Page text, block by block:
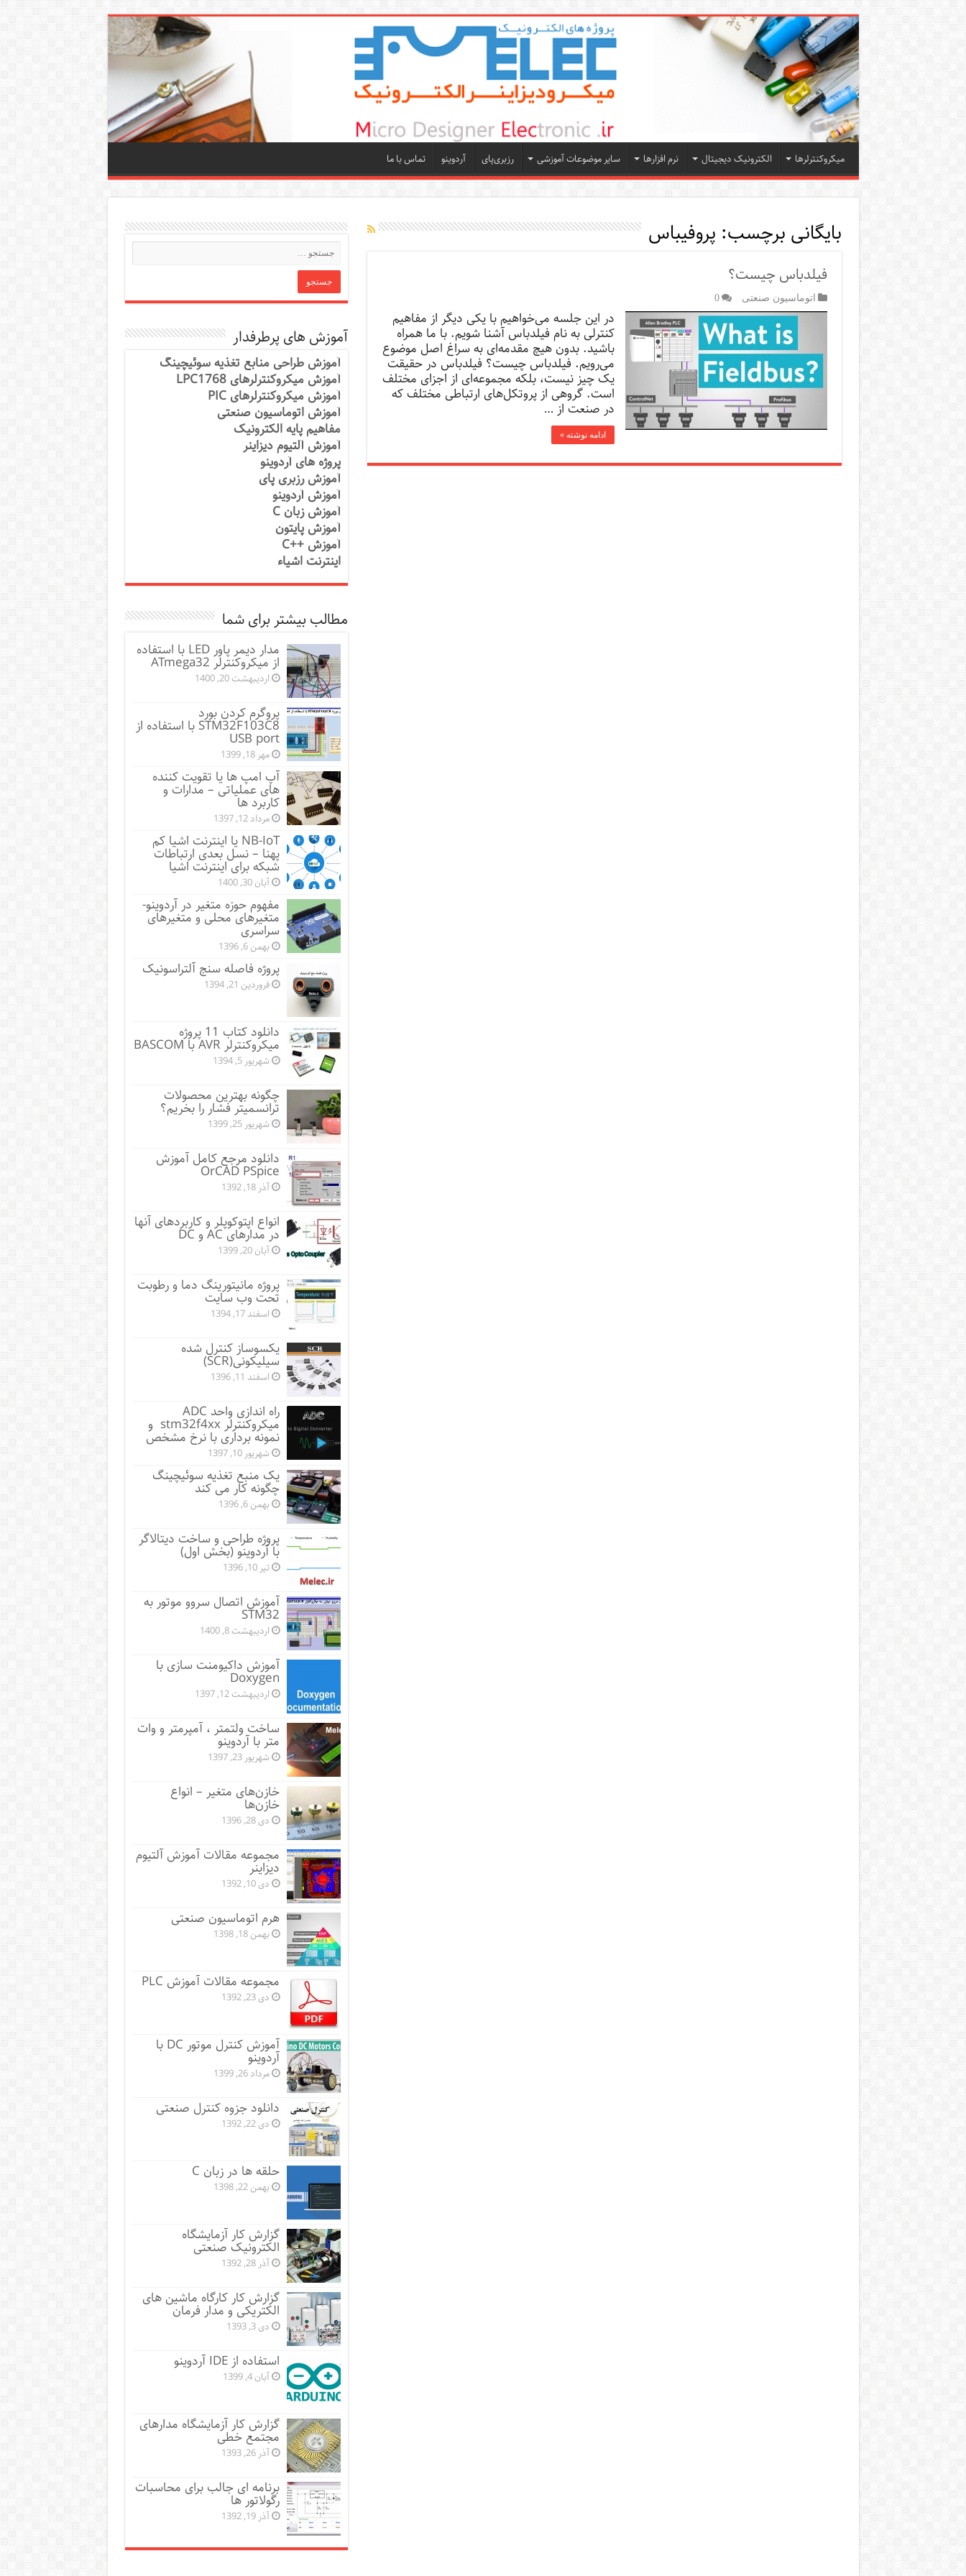
میکروکنترلرها الکترونیک دیجیتال نرم افزارها سایر موضوعات آموزشی رزبری‌پای آردوینو تماس با ما
بایگانی برچسب: پروفیباس
فیلدباس چیست؟
اتوماسیون صنعتی 0
در این جلسه می‌خواهیم با یکی دیگر از مفاهیم
کنترلی به نام فیلدباس آشنا شویم. با ما همراه
باشید. بدون هیچ مقدمه‌ای به سراغ اصل موضوع
می‌رویم. فیلدباس چیست؟ فیلدباس در حقیقت
یک چیز نیست، بلکه مجموعه‌ای از اجزای مختلف
است. گروهی از پروتکل‌های ارتباطی مختلف که
در صنعت از …
ادامه نوشته »
آموزش های پرطرفدار
آموزش طراحی منابع تغذیه سوئیچینگ
آموزش میکروکنترلرهای LPC1768
آموزش میکروکنترلرهای PIC
آموزش اتوماسیون صنعتی
مفاهیم پایه الکترونیک
آموزش آلتیوم دیزاینر
پروژه های آردوینو
آموزش رزبری پای
آموزش آردوینو
آموزش زبان C
آموزش پایتون
آموزش ++C
اینترنت اشیاء
مطالب بیشتر برای شما
مدار دیمر پاور LED با استفاده
از میکروکنترلر ATmega32
اردیبهشت 20, 1400
پروگرم کردن بورد
STM32F103C8 با استفاده از
USB port
مهر 18, 1399
آپ امپ ها یا تقویت کننده
های عملیاتی – مدارات و
کاربرد ها
مرداد 12, 1397
NB-IoT یا اینترنت اشیا کم
پهنا – نسل بعدی ارتباطات
شبکه برای اینترنت اشیا
آبان 30, 1400
مفهوم حوزه متغیر در آردوینو-
متغیرهای محلی و متغیرهای
سراسری
بهمن 6, 1396
پروژه فاصله سنج آلتراسونیک
فروردین 21, 1394
دانلود کتاب 11 پروژه
میکروکنترلر AVR با BASCOM
شهریور 5, 1394
چگونه بهترین محصولات
ترانسمیتر فشار را بخریم؟
شهریور 25, 1399
دانلود مرجع کامل آموزش
OrCAD PSpice
آذر 18, 1392
انواع اپتوکوپلر و کاربردهای آنها
در مدارهای AC و DC
آبان 20, 1399
پروژه مانيتورينگ دما و رطوبت
تحت وب سایت
اسفند 17, 1394
یکسوساز کنترل شده
سیلیکونی(SCR)
اسفند 11, 1396
راه اندازی واحد ADC
میکروکنترلر stm32f4xx و
نمونه برداری با نرخ مشخص
شهریور 10, 1397
یک منبع تغذیه سوئیچینگ
چگونه کار می کند
بهمن 6, 1396
پروژه طراحی و ساخت دیتالاگر
با آردوینو (بخش اول)
تیر 10, 1396
آموزش اتصال سروو موتور به
STM32
اردیبهشت 8, 1400
آموزش داکیومنت سازی با
Doxygen
اردیبهشت 12, 1397
ساخت ولتمتر ، آمپرمتر و وات
متر با آردوینو
شهریور 23, 1397
خازن‌های متغیر – انواع
خازن‌ها
دی 28, 1396
مجموعه مقالات آموزش آلتیوم
دیزاینر
دی 10, 1392
هرم اتوماسیون صنعتی
بهمن 18, 1398
مجموعه مقالات آموزش PLC
دی 23, 1392
آموزش کنترل موتور DC با
آردوینو
مرداد 26, 1399
دانلود جزوه کنترل صنعتی
دی 22, 1392
حلقه ها در زبان C
بهمن 22, 1398
گزارش کار آزمایشگاه
الکترونیک صنعتی
آذر 28, 1392
گزارش کار کارگاه ماشین های
الکتریکی و مدار فرمان
دی 3, 1393
استفاده از IDE آردوینو
آبان 4, 1399
گزارش کار آزمایشگاه مدارهای
مجتمع خطی
آذر 26, 1393
برنامه ای جالب برای محاسبات
رگولاتور ها
آذر 19, 1392